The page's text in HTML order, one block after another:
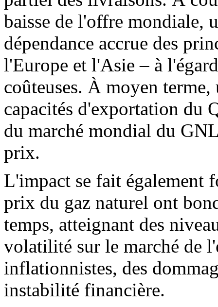
baisse de l'offre mondiale,
dépendance accrue des
l'Europe et l'Asie – à
coûteuses. À moyen
capacités d'exportation du
du marché mondial du
prix.
L'impact se fait également
prix du gaz naturel ont
temps, atteignant des
volatilité sur le marché de
inflationnistes, des
instabilité financière.